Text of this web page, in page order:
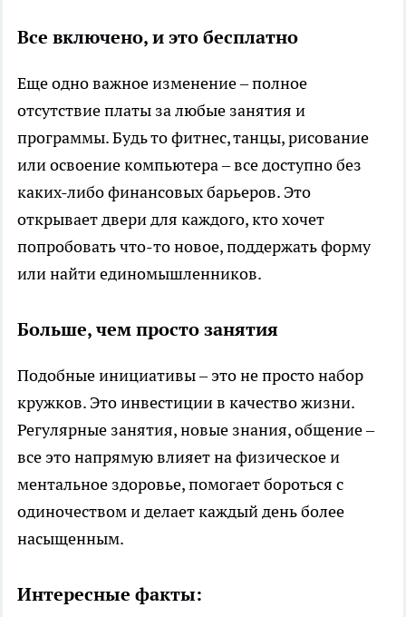
Все включено, и это бесплатно
Еще одно важное изменение – полное
отсутствие платы за любые занятия и
программы. Будь то фитнес, танцы, рисование
или освоение компьютера – все доступно без
каких-либо финансовых барьеров. Это
открывает двери для каждого, кто хочет
попробовать что-то новое, поддержать форму
или найти единомышленников.
Больше, чем просто занятия
Подобные инициативы – это не просто набор
кружков. Это инвестиции в качество жизни.
Регулярные занятия, новые знания, общение –
все это напрямую влияет на физическое и
ментальное здоровье, помогает бороться с
одиночеством и делает каждый день более
насыщенным.
Интересные факты: